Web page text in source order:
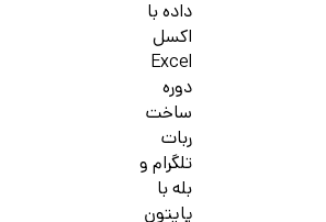
داده با
اکسل
Excel
دوره
ساخت
ربات
تلگرام و
بله با
پایتون